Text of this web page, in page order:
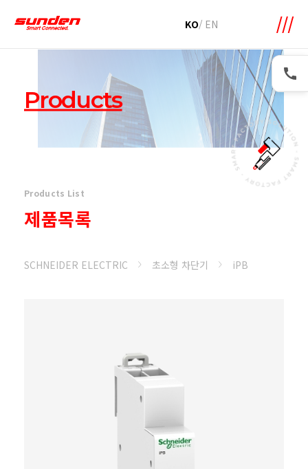
KO/ EN
Products
Products List
제품목록
SCHNEIDER ELECTRIC 초소형 차단기 iPB